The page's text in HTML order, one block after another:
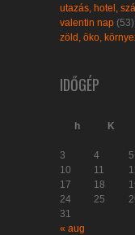
utazás, hotel,
valentin nap (53)
zöld, öko,
IDŐGÉP
h
K
3
4 5
10
11
17
18
24
25
31
« aug